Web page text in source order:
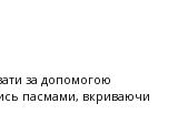
за допомогою
пасмами, вкриваючи